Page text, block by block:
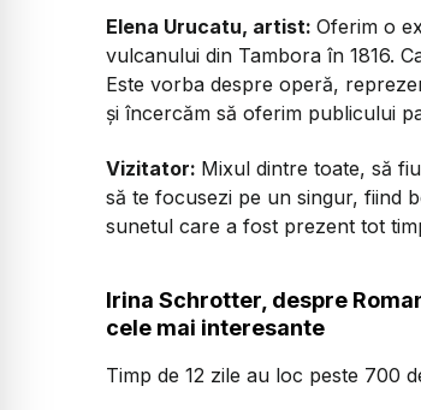
Elena Urucatu, artist: Oferim o
vulcanului din Tambora în 1816.
Este vorba despre operă,
și încercăm să oferim publicului
Vizitator: Mixul dintre toate, să
să te focusezi pe un singur, fiind
sunetul care a fost prezent tot
Irina Schrotter, despre
cele mai interesante
Timp de 12 zile au loc peste 700